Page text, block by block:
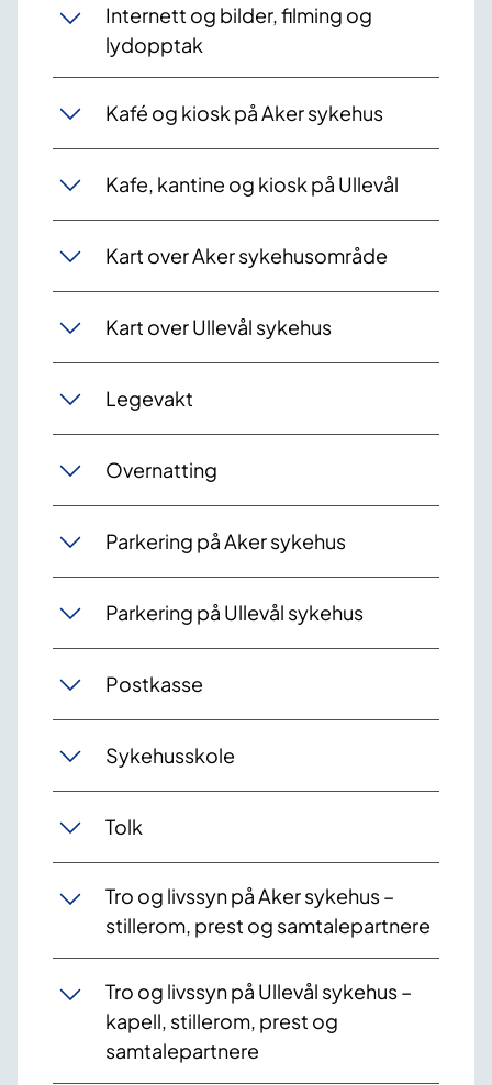
Internett og bilder, filming og
lydopptak
Kafé og kiosk på Aker sykehus
Kafe, kantine og kiosk på Ullevål
Kart over Aker sykehusområde
Kart over Ullevål sykehus
Legevakt
Overnatting
Parkering på Aker sykehus
Parkering på Ullevål sykehus
Postkasse
Sykehusskole
Tolk
Tro og livssyn på Aker sykehus –
stillerom, prest og samtalepartnere
Tro og livssyn på Ullevål sykehus –
kapell, stillerom, prest og
samtalepartnere